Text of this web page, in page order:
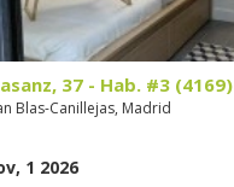
37 - Hab. #3 (4169)
Blas-Canillejas, Madrid
1 2026